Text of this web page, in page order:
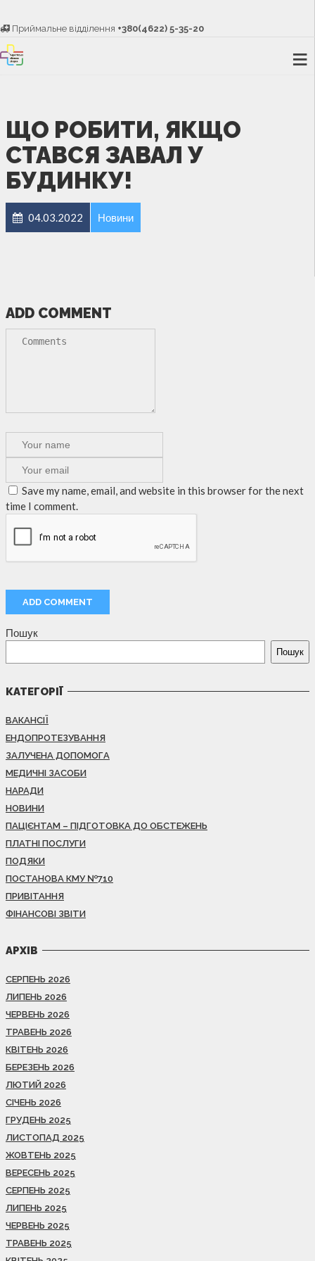
Приймальне відділення +380(4622) 5-35-20
ЩО РОБИТИ, ЯКЩО
СТАВСЯ ЗАВАЛ У
БУДИНКУ!
04.03.2022 Новини
ADD COMMENT
Save my name, email, and website in this browser for the next
time I comment.
Пошук
Пошук
КАТЕГОРІЇ
ВАКАНСІЇ
ЕНДОПРОТЕЗУВАННЯ
ЗАЛУЧЕНА ДОПОМОГА
МЕДИЧНІ ЗАСОБИ
НАРАДИ
НОВИНИ
ПАЦІЄНТАМ – ПІДГОТОВКА ДО ОБСТЕЖЕНЬ
ПЛАТНІ ПОСЛУГИ
ПОДЯКИ
ПОСТАНОВА КМУ №710
ПРИВІТАННЯ
ФІНАНСОВІ ЗВІТИ
АРХІВ
СЕРПЕНЬ 2026
ЛИПЕНЬ 2026
ЧЕРВЕНЬ 2026
ТРАВЕНЬ 2026
КВІТЕНЬ 2026
БЕРЕЗЕНЬ 2026
ЛЮТИЙ 2026
СІЧЕНЬ 2026
ГРУДЕНЬ 2025
ЛИСТОПАД 2025
ЖОВТЕНЬ 2025
ВЕРЕСЕНЬ 2025
СЕРПЕНЬ 2025
ЛИПЕНЬ 2025
ЧЕРВЕНЬ 2025
ТРАВЕНЬ 2025